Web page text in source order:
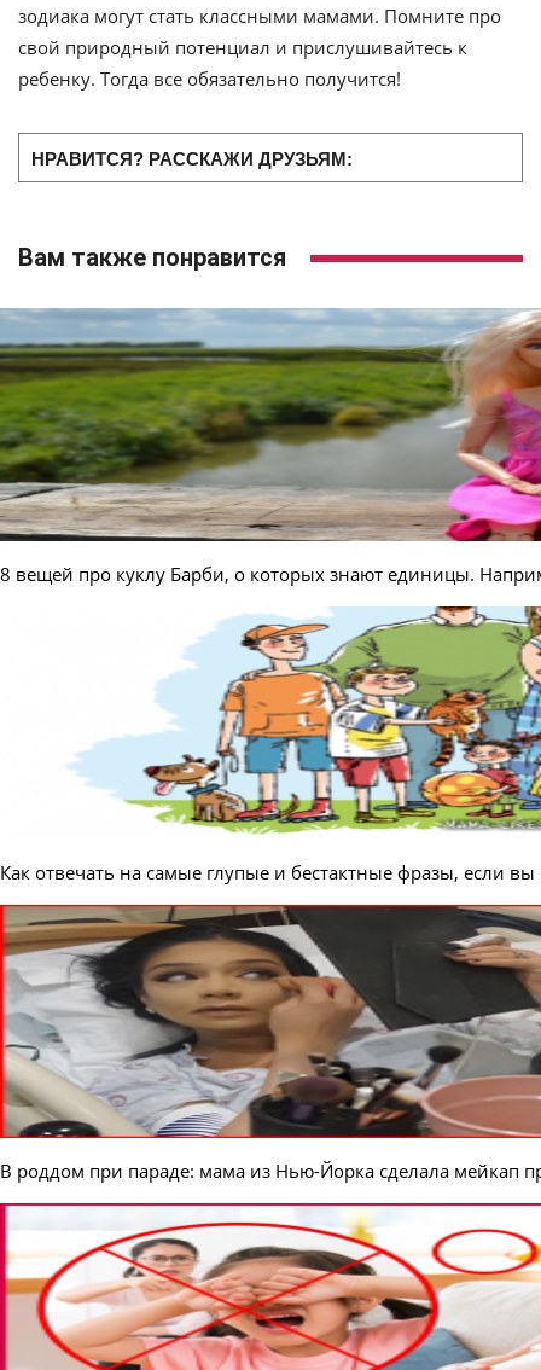
зодиака могут стать классными мамами. Помните про
свой природный потенциал и прислушивайтесь к
ребенку. Тогда все обязательно получится!
НРАВИТСЯ? РАССКАЖИ ДРУЗЬЯМ:
Вам также понравится
8 вещей про куклу Барби, о которых знают единицы.
Как отвечать на самые глупые и бестактные фразы, если
В роддом при параде: мама из Нью-Йорка сделала мейкап